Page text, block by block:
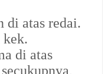
di atas redai.
kek.
di atas